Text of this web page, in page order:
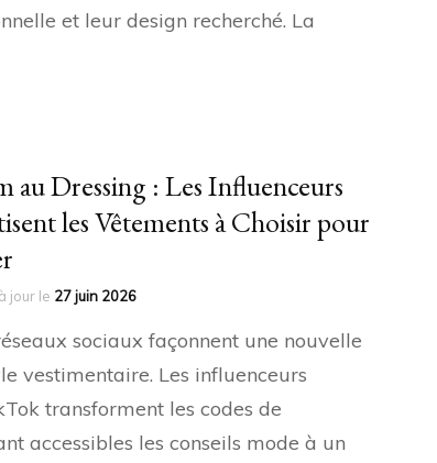
et leur design recherché. La
au Dressing : Les Influenceurs
les Vêtements à Choisir pour
jour le 27 juin 2026
sociaux façonnent une nouvelle
vestimentaire. Les influenceurs
transforment les codes de
accessibles les conseils mode à un